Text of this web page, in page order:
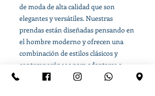
de moda de alta calidad que son
elegantes y versátiles. Nuestras
prendas están diseñadas pensando en
el hombre moderno y ofrecen una
combinación de estilos clásicos y
contemporáneos para adaptarse a
cualquier ocasión.